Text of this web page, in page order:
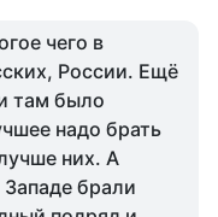
чего в
России. Ещё
там было
надо брать
них. А
брали